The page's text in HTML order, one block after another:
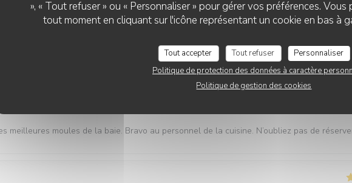
», « Tout refuser » ou « Personnaliser » pour gérer vos préférences.
tout moment en cliquant sur l'icône représentant un cookie en bas à
Tout accepter Tout refuser
Personnaliser
Politique de protection des données à caractère
Politique de gestion des cookies
agréable et des plats de qualité ( les moules sont extra), un service rapide, nous
4 Service:5/5 Ambiance:5/5 Cuisine
meilleures moules de la baie. Bravo au personnel de la cuisine. N’oubliez pas de